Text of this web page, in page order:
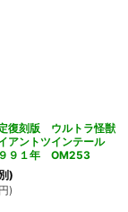
復刻版 ウルトラ怪獣
アントツインテール
９１年 OM253
)
円)